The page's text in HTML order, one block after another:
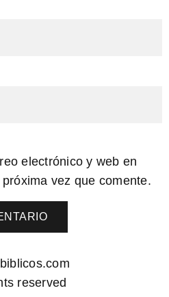
electrónico y web en
vez que comente.
reserved